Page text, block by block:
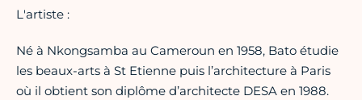
L'artiste :
Né à Nkongsamba au Cameroun en 1958, Bato étudie
les beaux-arts à St Etienne puis l’architecture à Paris
où il obtient son diplôme d’architecte DESA en 1988.